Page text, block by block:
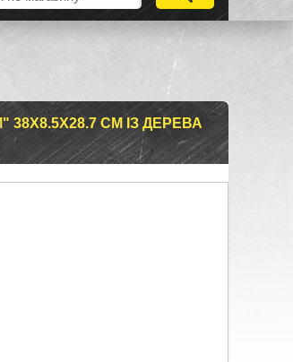
38Х8.5Х28.7 СМ ІЗ ДЕРЕВА